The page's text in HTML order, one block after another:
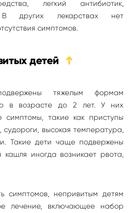
легкий антибиотик,
В других лекарствах нет
симптомов.
детей ➔
тяжелым формам
в возрасте до 2 лет. У них
симптомы, такие как приступы
судороги, высокая температура,
Такие дети чаще подвержены
иногда возникает рвота,
симптомов, непривитым детям
лечение, включающее набор